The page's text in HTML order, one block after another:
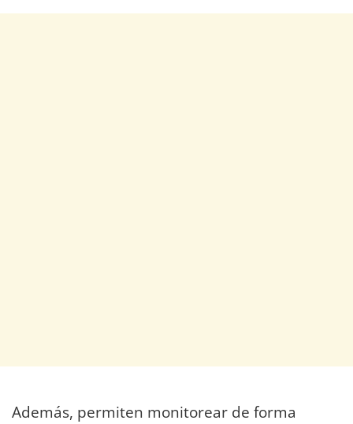
Además, permiten monitorear de forma